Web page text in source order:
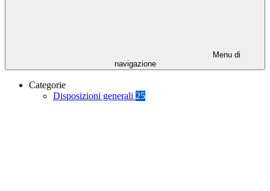
Menu di
navigazione
Categorie
Disposizioni generali 25